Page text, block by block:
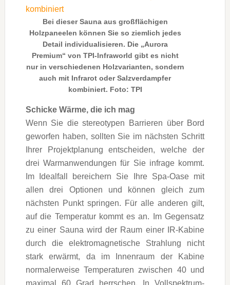
Bei dieser Sauna aus großflächigen
Holzpaneelen können Sie so ziemlich jedes
Detail individualisieren. Die „Aurora
Premium“ von TPI-Infraworld gibt es nicht
nur in verschiedenen Holzvarianten, sondern
auch mit Infrarot oder Salzverdampfer
kombiniert. Foto: TPI
Schicke Wärme, die ich mag
Wenn Sie die stereotypen Barrieren über Bord
geworfen haben, sollten Sie im nächsten Schritt
Ihrer Projektplanung entscheiden, welche der
drei Warmanwendungen für Sie infrage kommt.
Im Idealfall bereichern Sie Ihre Spa-Oase mit
allen drei Optionen und können gleich zum
nächsten Punkt springen. Für alle anderen gilt,
auf die Temperatur kommt es an. Im Gegensatz
zu einer Sauna wird der Raum einer IR-Kabine
durch die elektromagnetische Strahlung nicht
stark erwärmt, da im Innenraum der Kabine
normalerweise Temperaturen zwischen 40 und
maximal 60 Grad herrschen. In Vollspektrum-